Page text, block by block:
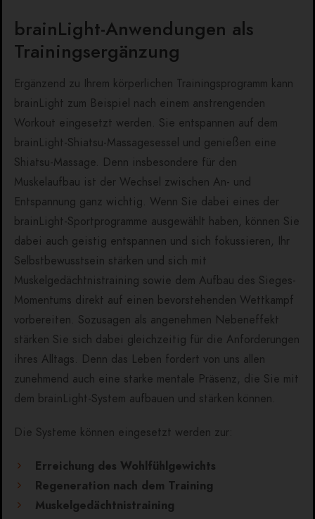
brainLight-Anwendungen als
Trainingsergänzung
Ergänzend zu Ihrem körperlichen Trainingsprogramm kann
brainLight zum Beispiel nach einem anstrengenden
Workout eingesetzt werden. Sie entspannen auf dem
brainLight-Shiatsu-Massagesessel und genießen eine
Shiatsu-Massage. Denn insbesondere für den
Muskelaufbau ist der Wechsel zwischen An- und
Entspannung ganz wichtig. Wenn Sie dabei eines der
brainLight-Sportprogramme ausgewählt haben, können Sie
dabei auch geistig entspannen und sich fokussieren, Ihr
Selbstbewusstsein stärken und sich mit
Muskelgedächtnistraining sowie dem Aufbau des Sieges-
Momentums direkt auf einen bevorstehenden Wettkampf
vorbereiten. Sozusagen als angenehmen Nebeneffekt
stärken Sie sich dabei gleichzeitig für die Anforderungen
ihres Alltags. Denn das Leben fordert von uns allen
zunehmend auch eine starke mentale Präsenz, die Sie mit
dem brainLight-System aufbauen und stärken können.
Die Systeme können eingesetzt werden zur:
Erreichung des Wohlfühlgewichts
Regeneration nach dem Training
Muskelgedächtnistraining